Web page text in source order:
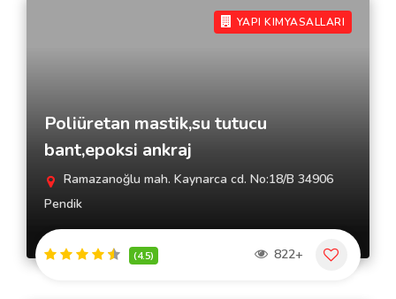
YAPI KIMYASALLARI
Poliüretan mastik,su tutucu
bant,epoksi ankraj
Ramazanoğlu mah. Kaynarca cd. No:18/B 34906
Pendik
(4.5) 822+